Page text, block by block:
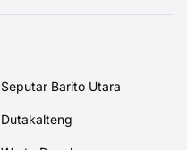
Seputar Barito Utara
Dutakalteng